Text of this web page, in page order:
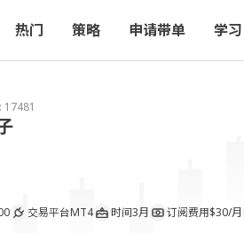
热门 策略 申请带单 学习
17481
交易平台MT4 时间3月 订阅费用$30/月